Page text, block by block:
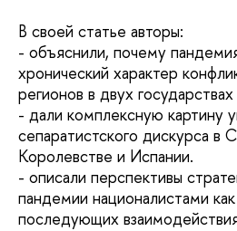
В своей статье авторы:
- объяснили, почему
хронический характер
регионов в двух
- дали комплексную картину
сепаратистского дискурса в
Королевстве и Испании.
- описали перспективы
пандемии националистами
последующих